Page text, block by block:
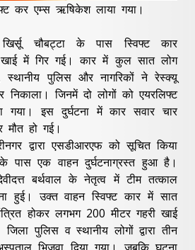
कर एम्स ऋषिकेश लाया गया।
चौबट्टा के पास स्विफ्ट कार
खाई में गिर गई। कार में कुल सात लोग
पुलिस और नागरिकों ने रेस्क्यू
निकाला। जिनमें दो लोगों को एयरलिफ्ट
इस दुर्घटना में कार सवार चार
हो गई।
द्वारा एसडीआरएफ को सूचित किया
पास एक वाहन दुर्घटनाग्रस्त हुआ है।
बर्थवाल के नेतृत्व में टीम तत्काल
हुई। उक्त वाहन स्विफ्ट कार में सात
होकर लगभग 200 मीटर गहरी खाई
जिला पुलिस व स्थानीय लोगों द्वारा तीन
भिजवा दिया गया। जबकि घटना